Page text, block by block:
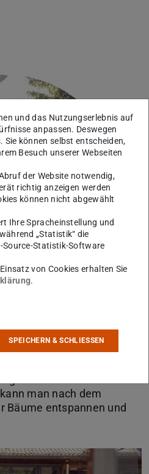
besteht aus einem
und einer Outoor-
Terrasse – die zum
man nach dem
Bäume entspannen und
und das Nutzungserlebnis auf
anpassen. Deswegen
Sie können selbst entscheiden,
Besuch unserer Webseiten
der Website notwendig,
richtig anzeigen werden
können nicht abgewählt
Ihre Spracheinstellung und
„Statistik“ die
Source-Statistik-Software
von Cookies erhalten Sie
.
SPEICHERN & SCHLIESSEN